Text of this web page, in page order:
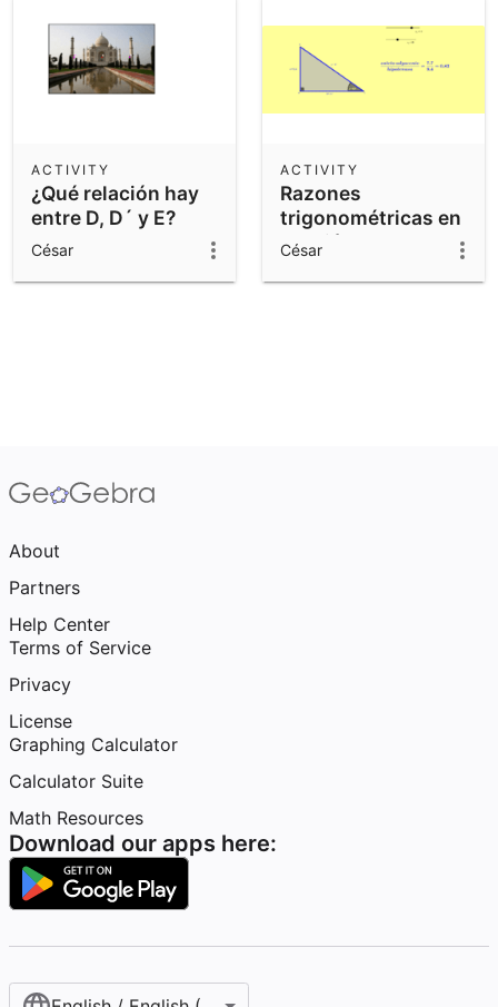
¿Qué relación hay
entre D, D´ y E?
ACTIVITY
César
Razones
trigonométricas en
un triángulo
ACTIVITY
César
About
Partners
Help Center
Terms of Service
Privacy
License
Graphing Calculator
Calculator Suite
Math Resources
Download our apps here: